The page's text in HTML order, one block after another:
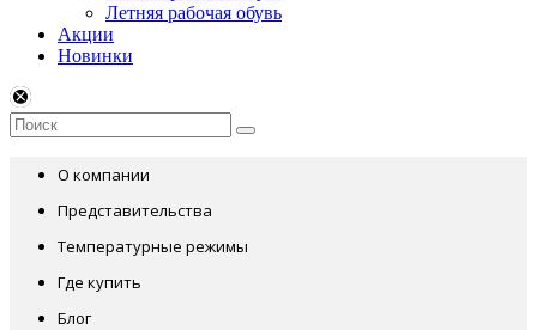
Летняя рабочая обувь
Акции
Новинки
О компании
Представительства
Температурные режимы
Где купить
Блог